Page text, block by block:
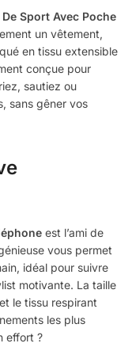
Sport Avec Poche
un vêtement,
en tissu extensible
conçue pour
sautiez ou
sans gêner vos
est l’ami de
vous permet
idéal pour suivre
motivante. La taille
le tissu respirant
les plus
effort ?